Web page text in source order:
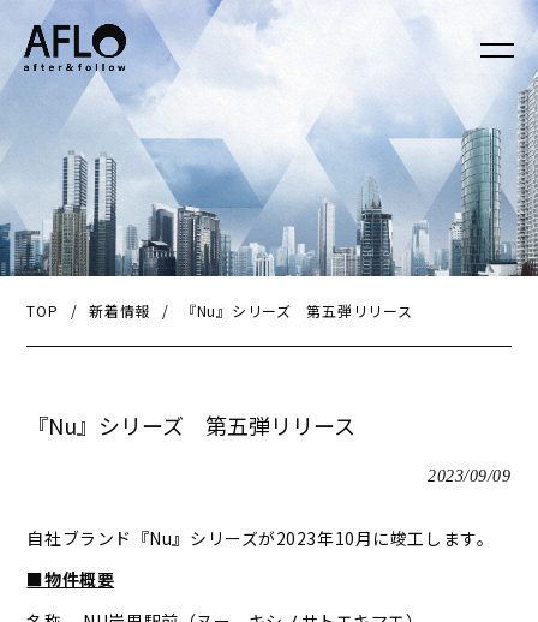
TOP / 新着情報 / 『Nu』シリーズ 第五弾リリース
『Nu』シリーズ 第五弾リリース
2023/09/09
自社ブランド『Nu』シリーズが2023年10月に竣工します。
■物件概要